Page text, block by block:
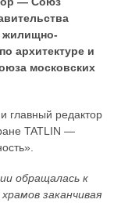
жилищно-
архитектуре и
московских
главный редактор
TATLIN —
обращалась к
заканчивая